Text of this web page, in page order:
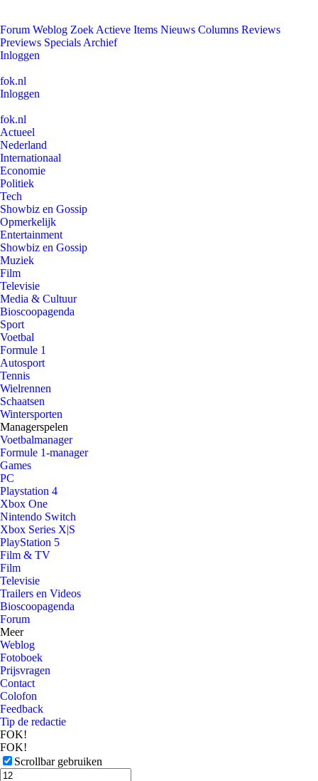
Forum Weblog Zoek Actieve Items Nieuws Columns Reviews
Previews Specials Archief
Inloggen
fok.nl
Inloggen
fok.nl
Actueel
Nederland
Internationaal
Economie
Politiek
Tech
Showbiz en Gossip
Opmerkelijk
Entertainment
Showbiz en Gossip
Muziek
Film
Televisie
Media & Cultuur
Bioscoopagenda
Sport
Voetbal
Formule 1
Autosport
Tennis
Wielrennen
Schaatsen
Wintersporten
Managerspelen
Voetbalmanager
Formule 1-manager
Games
PC
Playstation 4
Xbox One
Nintendo Switch
Xbox Series X|S
PlayStation 5
Film & TV
Film
Televisie
Trailers en Videos
Bioscoopagenda
Forum
Meer
Weblog
Fotoboek
Prijsvragen
Contact
Colofon
Feedback
Tip de redactie
FOK!
FOK!
Scrollbar gebruiken